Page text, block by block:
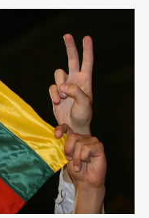
suvienijo
Prakaitas
by